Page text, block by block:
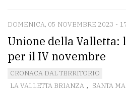
DOMENICA, 05 NOVEMBRE 2023 -
Unione della Valletta:
per il IV novembre
CRONACA DAL TERRITORIO
LA VALLETTA BRIANZA , SANTA